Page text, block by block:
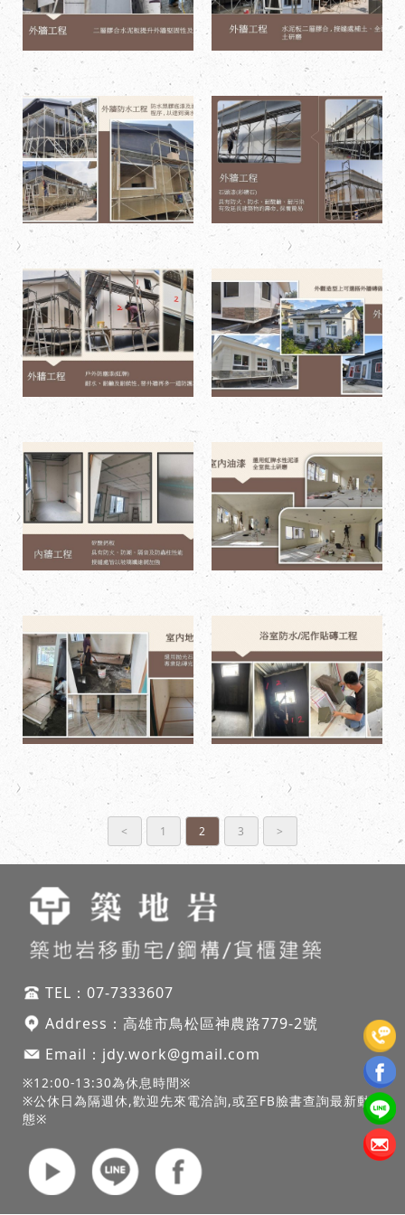
< 1 2 3 >
TEL： 07-7333607
Address： 高雄市鳥松區神農路779-2號
Email： jdy.work@gmail.com
※12:00-13:30為休息時間※
※公休日為隔週休,歡迎先來電洽詢,或至FB臉書查詢最新動
態※